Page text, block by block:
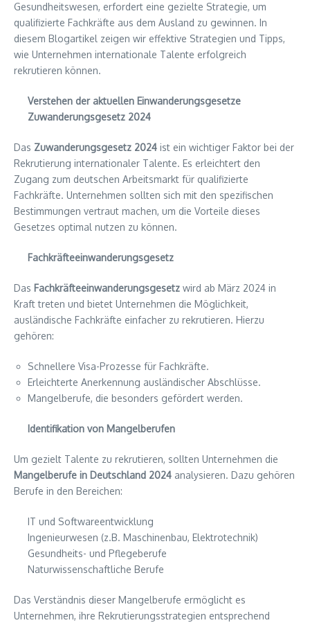
Gesundheitswesen, erfordert eine gezielte Strategie, um
qualifizierte Fachkräfte aus dem Ausland zu gewinnen. In
diesem Blogartikel zeigen wir effektive Strategien und Tipps,
wie Unternehmen internationale Talente erfolgreich
rekrutieren können.
Verstehen der aktuellen Einwanderungsgesetze
Zuwanderungsgesetz 2024
Das Zuwanderungsgesetz 2024 ist ein wichtiger Faktor bei der
Rekrutierung internationaler Talente. Es erleichtert den
Zugang zum deutschen Arbeitsmarkt für qualifizierte
Fachkräfte. Unternehmen sollten sich mit den spezifischen
Bestimmungen vertraut machen, um die Vorteile dieses
Gesetzes optimal nutzen zu können.
Fachkräfteeinwanderungsgesetz
Das Fachkräfteeinwanderungsgesetz wird ab März 2024 in
Kraft treten und bietet Unternehmen die Möglichkeit,
ausländische Fachkräfte einfacher zu rekrutieren. Hierzu
gehören:
Schnellere Visa-Prozesse für Fachkräfte.
Erleichterte Anerkennung ausländischer Abschlüsse.
Mangelberufe, die besonders gefördert werden.
Identifikation von Mangelberufen
Um gezielt Talente zu rekrutieren, sollten Unternehmen die
Mangelberufe in Deutschland 2024 analysieren. Dazu gehören
Berufe in den Bereichen:
IT und Softwareentwicklung
Ingenieurwesen (z.B. Maschinenbau, Elektrotechnik)
Gesundheits- und Pflegeberufe
Naturwissenschaftliche Berufe
Das Verständnis dieser Mangelberufe ermöglicht es
Unternehmen, ihre Rekrutierungsstrategien entsprechend